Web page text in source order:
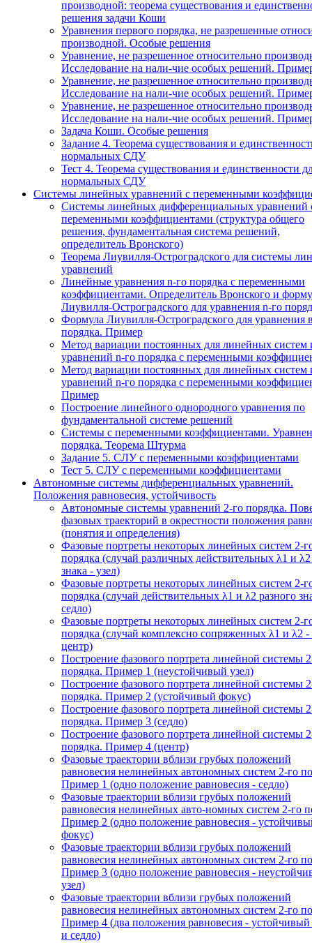
производной: теорема существования и
решения задачи Коши
Уравнения первого порядка, не разрешенные
производной. Особые решения
Уравнение, не разрешенное относительно
Исследование на нали-чие особых решений.
Уравнение, не разрешенное относительно
Исследование на нали-чие особых решений.
Уравнение, не разрешенное относительно
Исследование на нали-чие особых решений.
Задача Коши. Особые решения
Задание 4. Теорема существования и
нормальных СДУ
Тест 4. Теорема существования и единственности
нормальных СДУ
Системы линейных уравнений с переменными
Системы линейных дифференциальных уравнений
переменными коэффициентами (структура общего
решения, фундаментальная система решений,
определитель Вронского)
Теорема Лиувилля-Остроградского для системы
уравнений
Линейные уравнения n-го порядка с переменными
коэффициентами. Определитель Вронского и
Лиувилля-Остроградского для уравнения n-го
Формула Лиувилля-Остроградского для уравнения
порядка. Пример
Метод вариации постоянных для линейных систем
уравнений n-го порядка с переменными
Метод вариации постоянных для линейных систем
уравнений n-го порядка с переменными
Пример
Построение линейного однородного уравнения по
фундаментальной системе решений
Системы с переменными коэффициентами.
порядка. Теорема Штурма
Задание 5. СЛУ с переменными коэффициентами
Тест 5. СЛУ с переменными коэффициентами
Автономные системы дифференциальных уравнений.
Положения равновесия, устойчивость
Автономные системы уравнений 2-го порядка.
фазовых траекторий в окрестности положения
(понятия и определения)
Фазовые портреты некоторых линейных систем 2-
порядка (случай различных действительных λ1 и
знака - узел)
Фазовые портреты некоторых линейных систем 2-
порядка (случай действительных λ1 и λ2 разного
седло)
Фазовые портреты некоторых линейных систем 2-
порядка (случай комплексно сопряженных λ1 и λ2 -
центр)
Построение фазового портрета линейной системы
порядка. Пример 1 (неустойчивый узел)
Построение фазового портрета линейной системы
порядка. Пример 2 (устойчивый фокус)
Построение фазового портрета линейной системы
порядка. Пример 3 (седло)
Построение фазового портрета линейной системы
порядка. Пример 4 (центр)
Фазовые траектории вблизи грубых положений
равновесия нелинейных автономных систем 2-го
Пример 1 (одно положение равновесия - седло)
Фазовые траектории вблизи грубых положений
равновесия нелинейных авто-номных систем 2-го
Пример 2 (одно положение равновесия -
фокус)
Фазовые траектории вблизи грубых положений
равновесия нелинейных автономных систем 2-го
Пример 3 (одно положение равновесия -
узел)
Фазовые траектории вблизи грубых положений
равновесия нелинейных автономных систем 2-го
Пример 4 (два положения равновесия -
и седло)